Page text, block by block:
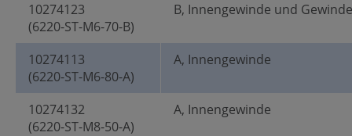
10274123
(6220-ST-M6-70-B)
B, Innengewinde und
10274113
(6220-ST-M6-80-A)
A, Innengewinde
10274132
(6220-ST-M8-50-A)
A, Innengewinde